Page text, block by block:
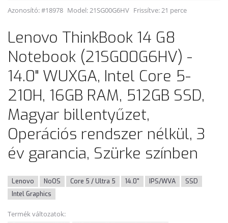
Azonosító: #18978 Model:21SG00G6HV Frissítve: 21 perce
Lenovo ThinkBook 14 G8
Notebook (21SG00G6HV) -
14.0" WUXGA, Intel Core 5-
210H, 16GB RAM, 512GB SSD,
Magyar billentyűzet,
Operációs rendszer nélkül, 3
év garancia, Szürke színben
Lenovo NoOS Core 5 / Ultra 5 14.0" IPS/WVA
SSD
Intel Graphics
Termék változatok: